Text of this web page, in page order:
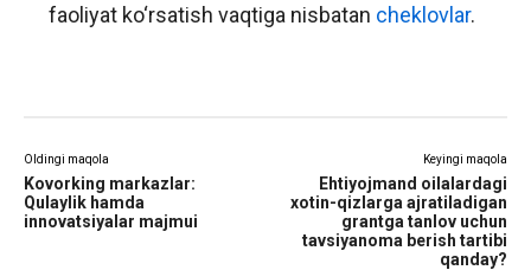
faoliyat ko‘rsatish vaqtiga nisbatan cheklovlar.
Oldingi maqola
Kovorking markazlar:
Qulaylik hamda
innovatsiyalar majmui
Keyingi maqola
Ehtiyojmand oilalardagi
xotin-qizlarga ajratiladigan
grantga tanlov uchun
tavsiyanoma berish tartibi
qanday?